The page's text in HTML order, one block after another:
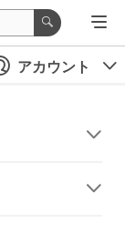
アカウント